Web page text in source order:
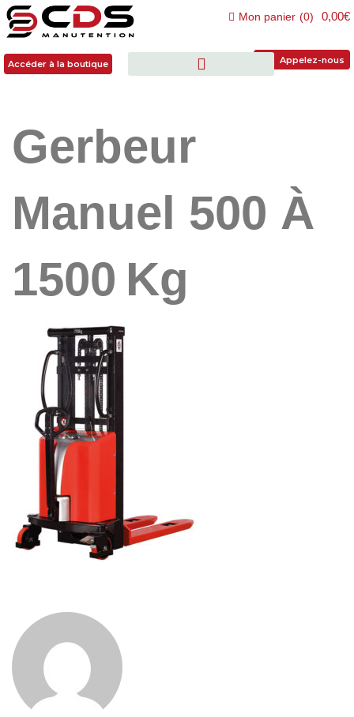
Accéder à la boutique
Mon panier (0) 0,00€
Appelez-nous
Gerbeur
Manuel 500 À
1500 Kg